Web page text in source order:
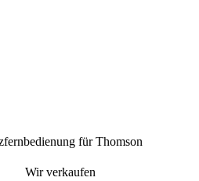
für Thomson
Wir verkaufen